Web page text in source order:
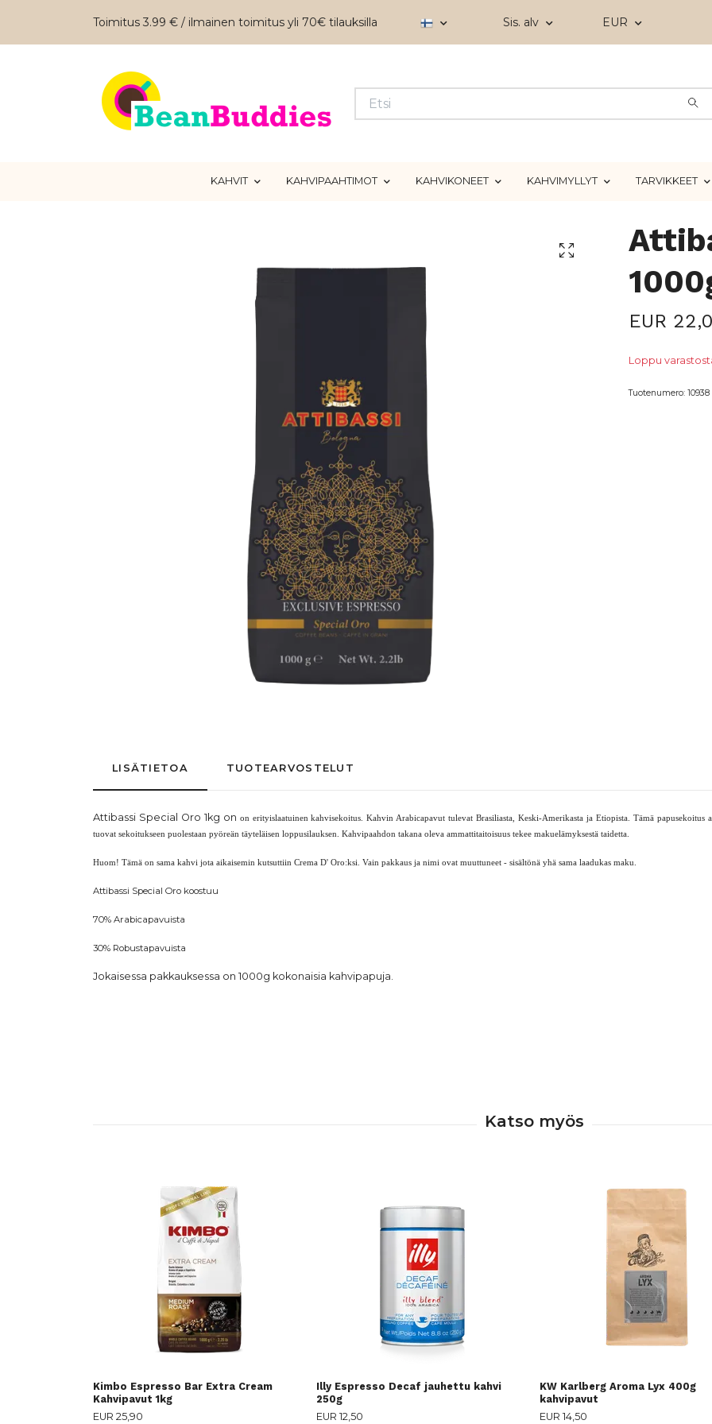
Toimitus 3.99 € / ilmainen toimitus yli 70€ tilauksilla Sis. alv EUR
KAHVIT KAHVIPAAHTIMOT KAHVIKONEET KAHVIMYLLYT TARVIKKEET
EUR
Loppu
Tuotenumero: 10938
LISÄTIETOA TUOTEARVOSTELUT
Attibassi Special Oro 1kg on on erityislaatuinen kahvisekoitus. Kahvin Arabicapavut tulevat Brasiliasta, Keski-Amerikasta ja Etiopista. Tämä
tuovat sekoitukseen puolestaan pyöreän täyteläisen loppusilauksen. Kahvipaahdon takana oleva ammattitaitoisuus tekee makuelämyksestä taidetta.
Huom! Tämä on sama kahvi jota aikaisemin kutsuttiin Crema D' Oro:ksi. Vain pakkaus ja nimi ovat muuttuneet - sisältönä yhä sama laadukas maku.
Attibassi Special Oro koostuu
70% Arabicapavuista
30% Robustapavuista
Jokaisessa pakkauksessa on 1000g kokonaisia kahvipapuja.
Kimbo Espresso Bar Extra Cream
Kahvipavut 1kg
EUR 25,90
Illy Espresso Decaf jauhettu kahvi
250g
EUR 12,50
KW Karlberg Aroma Lyx 400g
kahvipavut
EUR 14,50